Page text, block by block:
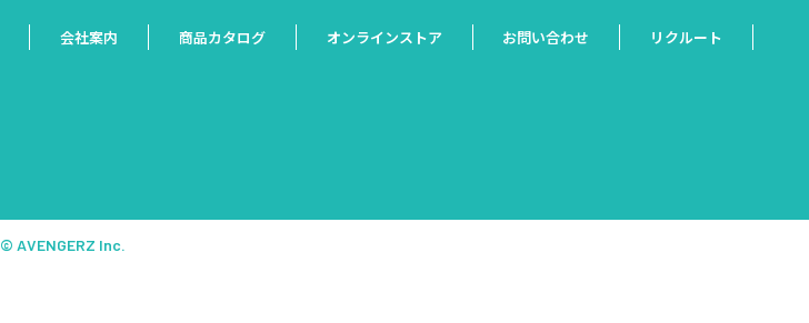
会社案内 商品カタログ オンラインストア お問い合わせ リクルート
© AVENGERZ Inc.